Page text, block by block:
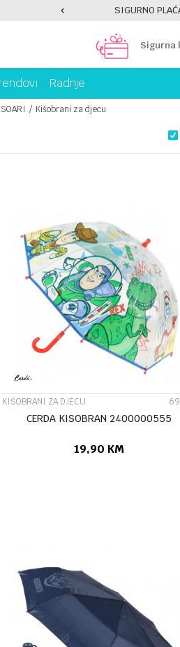
SIGURNO
Sigurna
Radnje
Kišobrani za djecu
UPOREDI
KIŠOBRANI ZA DJECU
CERDA KISOBRAN 2400000555
19,90 KM
UPOREDI